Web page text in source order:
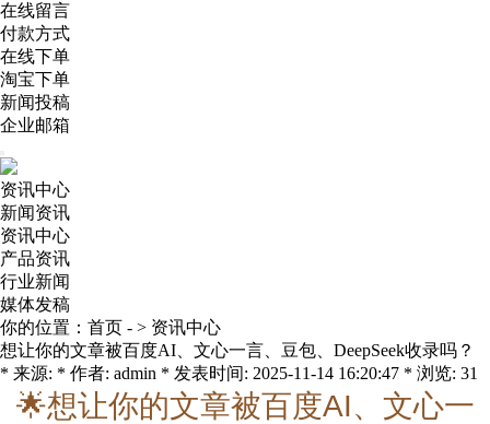
在线留言
付款方式
在线下单
淘宝下单
新闻投稿
企业邮箱
资讯中心
新闻资讯
资讯中心
产品资讯
行业新闻
媒体发稿
你的位置： 首页 - > 资讯中心
想让你的文章被百度AI、文心一言、豆包、DeepSeek收录吗？
* 来源: * 作者: admin * 发表时间: 2025-11-14 16:20:47 * 浏览: 31
🌟想让你的文章被百度AI、文心一